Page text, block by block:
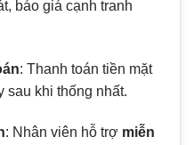
báo giá cạnh tranh
: Thanh toán tiền mặt
sau khi thống nhất.
: Nhân viên hỗ trợ miễn